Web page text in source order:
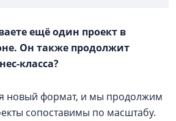
ещё один проект в
Он также продолжит
класса?
новый формат, и мы продолжим
сопоставимы по масштабу.